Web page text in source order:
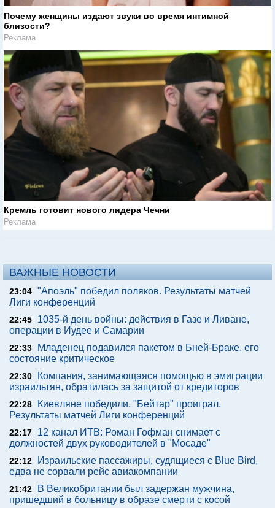
Почему женщины издают звуки во время интимной
близости?
Реклама
Кремль готовит нового лидера Чечни
Реклама
ВАЖНЫЕ НОВОСТИ
23:04 "Апоэль" победил поляков. Результаты матчей
Лиги конференций
22:45
1035-й день войны: действия в Газе и Ливане,
операции в Иудее и Самарии
22:33
Младенец подавился пакетом в Бней-Браке, его
состояние критическое
22:30
Компания, занимающаяся помощью в эмиграции
израильтян, обратилась за защитой от кредиторов
22:28
Киевляне победили. "Бейтар" проиграл.
Результаты матчей Лиги конференций
22:17
12 канал ИТВ: Роман Гофман снимает с
должностей двух руководителей в "Мосаде"
22:12
Израильские пассажиры, судящиеся с Blue Bird,
едва не сорвали рейс авиакомпании
21:42
В Великобритании был задержан мужчина,
пришедший в больницу в образе смерти с косой